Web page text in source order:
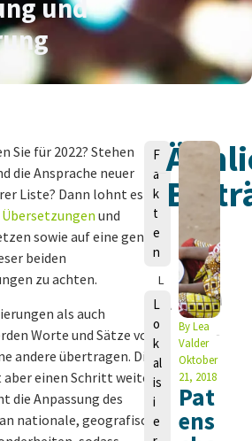
und
Sie für 2022? Stehen
die Ansprache neuer
Liste? Dann lohnt es
Übersetzungen und
sowie auf eine genaue
beiden
zu achten.
als auch
Worte und Sätze von
andere übertragen. Die
einen Schritt weiter,
die Anpassung des
nationale, geografische
V
o
L
a
a
g
F
a
k
t
e
n
L
o
k
al
is
i
e
ByLea
Valder
Oktober
21, 2018
Pat
ens